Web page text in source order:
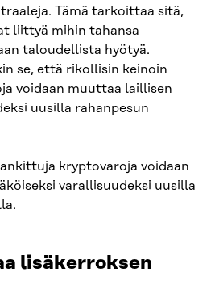
Tämä tarkoittaa sitä,
liittyä mihin tahansa
taloudellista hyötyä.
se, että rikollisin keinoin
voidaan muuttaa laillisen
uusilla rahanpesun
kryptovaroja voidaan
varallisuudeksi uusilla
lisäkerroksen